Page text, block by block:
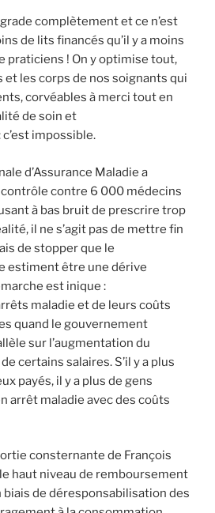
complètement et ce n’est
de lits financés qu’il y a moins
praticiens ! On y optimise tout,
les corps de nos soignants qui
corvéables à merci tout en
de soin et
impossible.
d’Assurance Maladie a
contrôle contre 6 000 médecins
à bas bruit de prescrire trop
il ne s’agit pas de mettre fin
de stopper que le
estiment être une dérive
est inique :
maladie et de leurs coûts
quand le gouvernement
sur l’augmentation du
certains salaires. S’il y a plus
payés, il y a plus de gens
arrêt maladie avec des coûts
consternante de François
haut niveau de remboursement
de déresponsabilisation des